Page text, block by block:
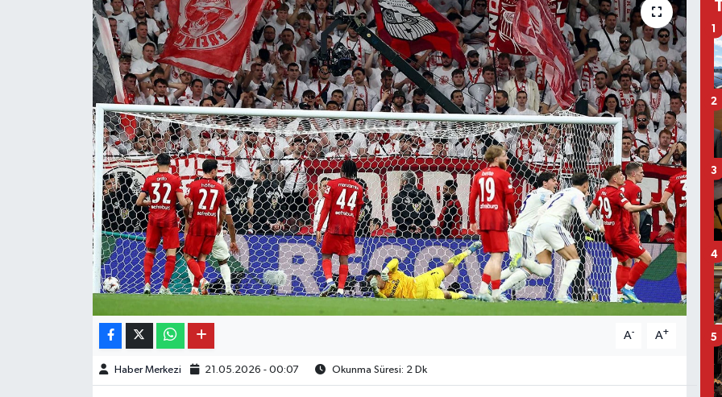
A- A+
Haber Merkezi 21.05.2026 - 00:07 Okunma Süresi: 2 Dk
1
2
3
4
5
OTO DETAY
SAĞLIK
SON DAKİKA
FİNANS